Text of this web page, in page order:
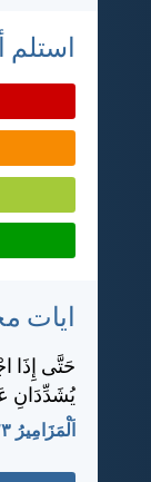
استلم
ايات
حَتَّى إِذَا
يُشَدِّدَانِ
اَلْمَزَامِيرُ ٢٣:‏٤